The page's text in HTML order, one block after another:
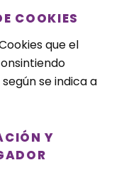
COOKIES
que el
se indica a
Y